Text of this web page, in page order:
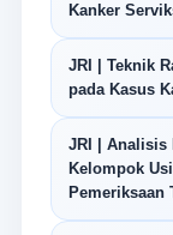
Kanker
JRI | Teknik
pada Kasus
JRI | Analisis
Kelompok
Pemeriksaan